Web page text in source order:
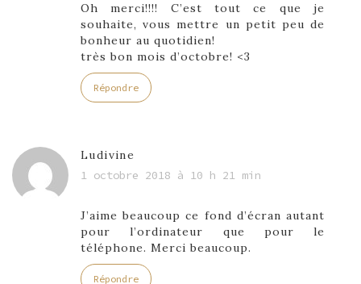
Oh merci!!!! C’est tout ce que je
souhaite, vous mettre un petit peu de
bonheur au quotidien!
très bon mois d’octobre! <3
Répondre
Ludivine
1 octobre 2018 à 10 h 21 min
J’aime beaucoup ce fond d’écran autant
pour l’ordinateur que pour le
téléphone. Merci beaucoup.
Répondre